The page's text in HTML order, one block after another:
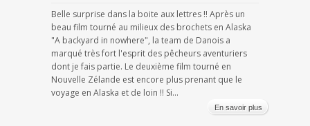
Belle surprise dans la boite aux lettres !! Après un
beau film tourné au milieux des brochets en Alaska
"A backyard in nowhere", la team de Danois a
marqué très fort l'esprit des pêcheurs aventuriers
dont je fais partie. Le deuxième film tourné en
Nouvelle Zélande est encore plus prenant que le
voyage en Alaska et de loin !! Si...
En savoir plus